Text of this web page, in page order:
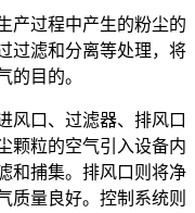
产过程中产生的粉尘的
过滤和分离等处理，将
的目的。
风口、过滤器、排风口
颗粒的空气引入设备内
和捕集。排风口则将净
质量良好。控制系统则